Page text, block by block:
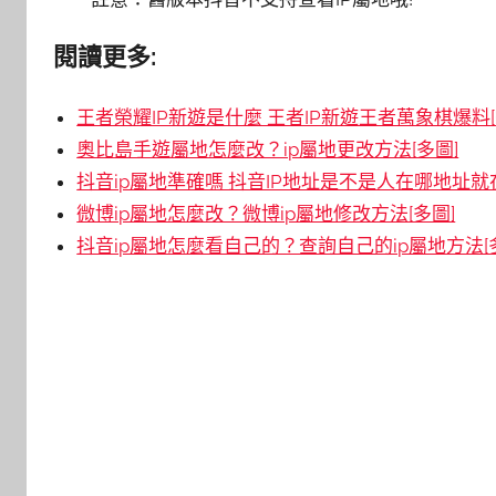
閱讀更多:
王者榮耀IP新遊是什麼 王者IP新遊王者萬象棋爆料
奧比島手遊屬地怎麼改？ip屬地更改方法[多圖]
抖音ip屬地準確嗎 抖音IP地址是不是人在哪地址就
微博ip屬地怎麼改？微博ip屬地修改方法[多圖]
抖音ip屬地怎麼看自己的？查詢自己的ip屬地方法[